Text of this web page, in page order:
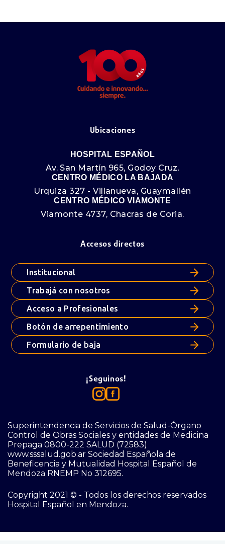
Ubicaciones
HOSPITAL ESPAÑOL
Av. San Martín 965, Godoy Cruz.
CENTRO MÉDICO LA BAJADA
Urquiza 327 - Villanueva, Guaymallén
CENTRO MÉDICO VIAMONTE
Viamonte 4737, Chacras de Coria.
Accesos directos
Institucional
Trabajá con nosotros
Acceso a Profesionales
Botón de arrepentimiento
Formulario de baja
¡Seguinos!
Superintendencia de Servicios de Salud-Órgano
Control de Obras Sociales y entidades de Medicina
Prepaga 0800-222 SALUD (72583)
www.sssalud.gob.ar Sociedad Española de
Beneficencia y Mutualidad Hospital Español de
Mendoza RNEMP No 312695.
Copyright 2021 © - Todos los derechos reservados
Hospital Español en Mendoza.